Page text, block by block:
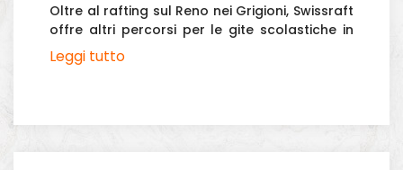
Oltre al rafting sul Reno nei Grigioni, Swissraft
offre altri percorsi per le gite scolastiche in
Svizzera
Leggi tutto